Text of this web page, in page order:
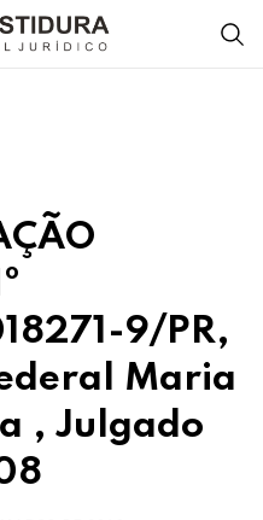
9/PR,
Maria
, Julgado